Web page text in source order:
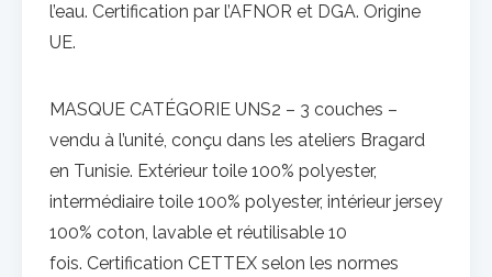
l’eau. Certification par l’AFNOR et DGA. Origine
UE.
MASQUE CATÉGORIE UNS2 – 3 couches –
vendu à l’unité, conçu dans les ateliers Bragard
en Tunisie. Extérieur toile 100% polyester,
intermédiaire toile 100% polyester, intérieur jersey
100% coton, lavable et réutilisable 10
fois. Certification CETTEX selon les normes